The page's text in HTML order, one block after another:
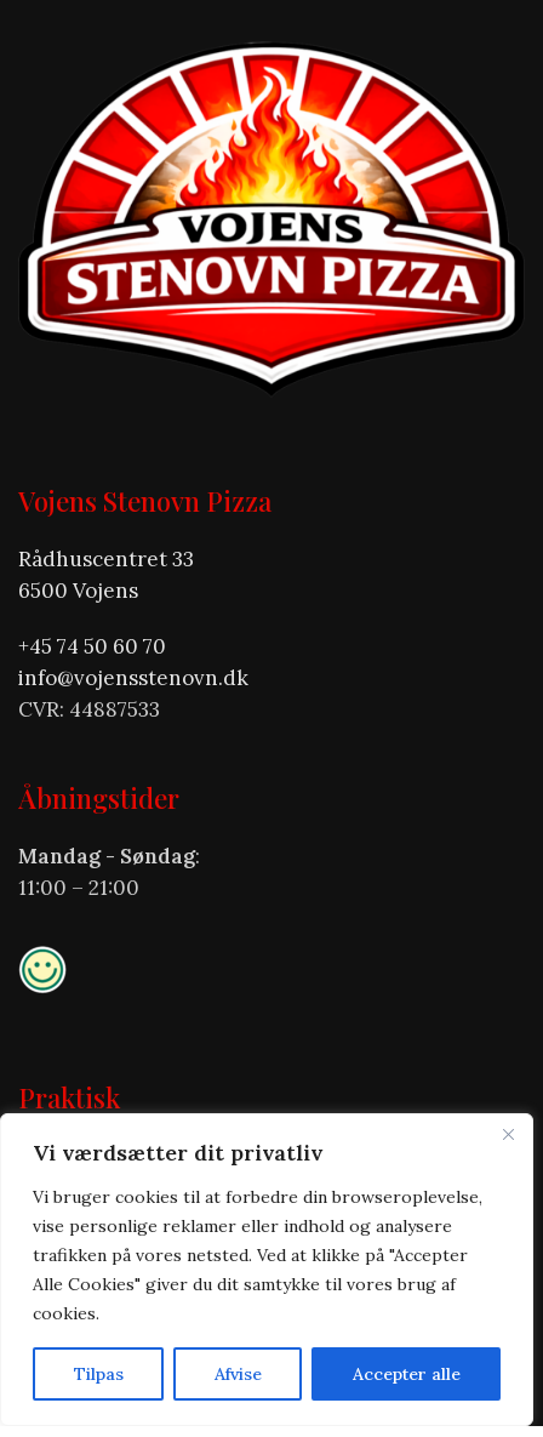
Vi værdsætter dit privatliv
Vi bruger cookies til at forbedre din browseroplevelse,
vise personlige reklamer eller indhold og analysere
trafikken på vores netsted. Ved at klikke på "Accepter
Alle Cookies" giver du dit samtykke til vores brug af
cookies.
Tilpas Afvise Accepter alle
Vojens Stenovn Pizza
Rådhuscentret 33
6500 Vojens
+45 74 50 60 70
info@vojensstenovn.dk
CVR: 44887533
Åbningstider
Mandag - Søndag:
11:00 – 21:00
Praktisk
Forside
Takeaway
Om os
Kontakt
Handelsbetingelser
Cookie & privatlivspolitik